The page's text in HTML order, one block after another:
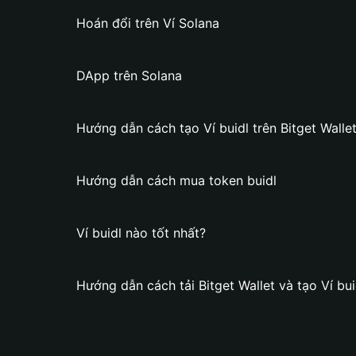
Hoán đổi trên Ví Solana
DApp trên Solana
Hướng dẫn cách tạo Ví buidl trên Bitget Wallet
Hướng dẫn cách mua token buidl
Ví buidl nào tốt nhất?
Hướng dẫn cách tải Bitget Wallet và tạo Ví